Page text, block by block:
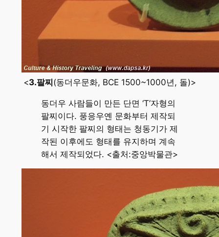
<3.팔찌(동더우문화, BCE 1500~1000년, 돌)>
동더우 사람들이 만든 단면 ‘T’자형의
팔찌이다. 풍응우옌 문화부터 제작되
기 시작한 팔찌의 형태는 청동기가 제
작된 이후에도 형태를 유지하며 계속
해서 제작되었다. <출처:중앙박물관>